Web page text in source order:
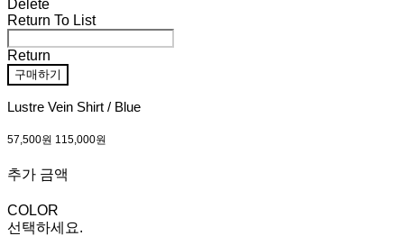
Delete
Return To List
Return
구매하기
Lustre Vein Shirt / Blue
57,500원 115,000원
추가 금액
COLOR
선택하세요.